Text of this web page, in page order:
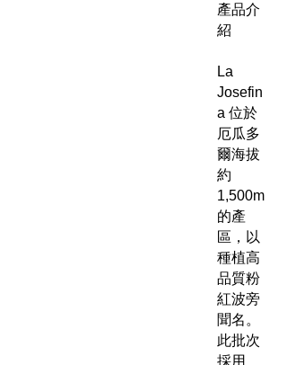
產品介
紹
La
Josefin
a 位於
厄瓜多
爾海拔
約
1,500m
的產
區，以
種植高
品質粉
紅波旁
聞名。
此批次
採用